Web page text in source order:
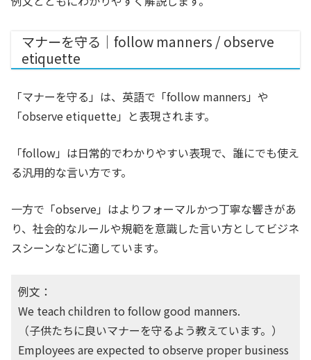
マナーを守る｜follow manners / observe
etiquette
「マナーを守る」は、英語で「follow manners」や
「observe etiquette」と表現されます。
「follow」は日常的でわかりやすい表現で、誰にでも使え
る汎用的な言い方です。
一方で「observe」はよりフォーマルかつ丁寧な響きがあ
り、社会的なルールや規範を意識した言い方としてビジネ
スシーンなどに適しています。
例文：
We teach children to follow good manners.
（子供たちに良いマナーを守るよう教えています。）
Employees are expected to observe proper business